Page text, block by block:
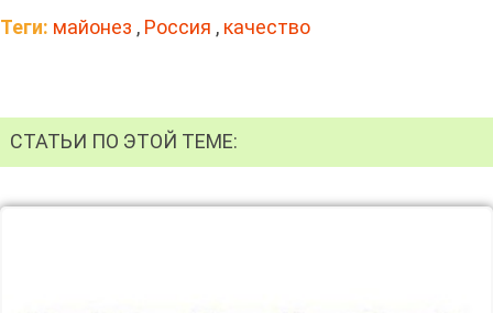
Теги: майонез , Россия , качество
СТАТЬИ ПО ЭТОЙ ТЕМЕ: